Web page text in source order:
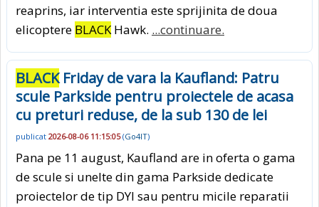
reaprins, iar interventia este sprijinita de doua
elicoptere BLACK Hawk. ...continuare.
BLACKFriday de vara la Kaufland: Patru
scule Parkside pentru proiectele de acasa
cu preturi reduse, de la sub 130 de lei
publicat 2026-08-06 11:15:05(Go4IT)
Pana pe 11 august, Kaufland are in oferta o gama
de scule si unelte din gama Parkside dedicate
proiectelor de tip DYI sau pentru micile reparatii